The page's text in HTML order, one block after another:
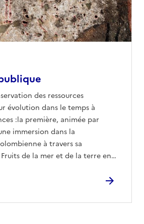
des ressources
évolution dans le temps à
:la première, animée par
immersion dans la
à travers sa
de la mer et de la terre en
coquillages et des crustacés par